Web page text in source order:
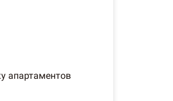
апартаментов